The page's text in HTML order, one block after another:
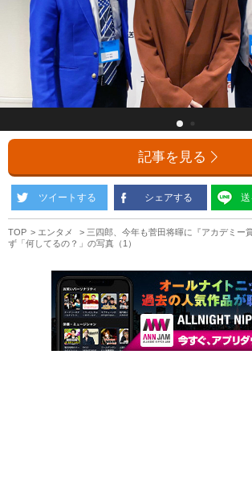
記事を見る
ツイートする シェアする 送
TOP エンタメ
三四郎、今年も菅田将暉に『アカデミー
ず「何してるの？」の写真（1）